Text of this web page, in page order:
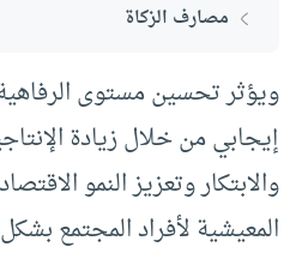
مصارف الزكاة
ويؤثر تحسين مستوى
إيجابي من خلال زيادة
والابتكار وتعزيز النمو
المعيشية لأفراد المجتمع